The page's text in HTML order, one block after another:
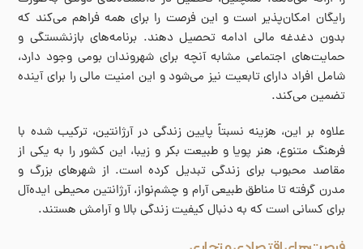
رایگان امکان‌پذیر است و این فرصت را برای همه فراهم می‌کند که
بدون دغدغه مالی ادامه تحصیل دهند. برنامه‌های بازنشستگی و
حمایت‌های اجتماعی مشابه آنچه برای شهروندان بومی وجود دارد،
شامل افراد دارای تابعیت نیز می‌شود و این امنیت مالی را برای آینده
تضمین می‌کند.
علاوه بر این، هزینه نسبتاً پایین زندگی در آرژانتین، ترکیب شده با
فرهنگ متنوع، هنر پویا و طبیعت بکر و زیبا، این کشور را به یکی از
مقاصد محبوب برای زندگی تبدیل کرده است. از شهرهای بزرگ و
مدرن گرفته تا مناطق طبیعی آرام و چشم‌نواز، آرژانتین محیطی ایده‌آل
برای کسانی است که به دنبال کیفیت زندگی بالا و آرامش هستند.